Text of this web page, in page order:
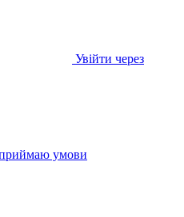
Увійти через
умови